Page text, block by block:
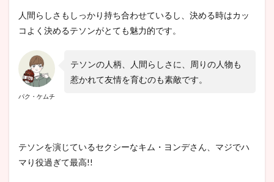
人間らしさもしっかり持ち合わせているし、決める時はカッ
コよく決めるテソンがとても魅力的です。
パク・ケムチ
テソンの人柄、人間らしさに、周りの人物も
惹かれて友情を育むのも素敵です。
テソンを演じているセクシーなキム・ヨンデさん、マジでハ
マり役過ぎて最高!!